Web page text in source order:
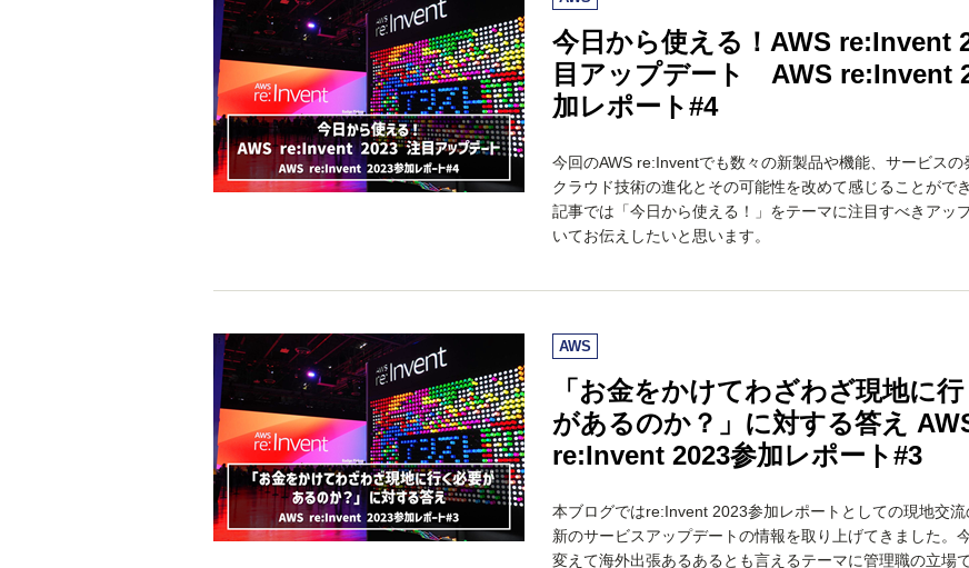
今日から使える！AWS re:Invent
目アップデート AWS re:Invent
加レポート#4
今回のAWS re:Inventでも数々の新製品や機能、サービスの
クラウド技術の進化とその可能性を改めて感じることがで
記事では「今日から使える！」をテーマに注目すべきアッ
いてお伝えしたいと思います。
AWS
「お金をかけてわざわざ現地に
があるのか？」に対する答え
re:Invent 2023参加レポート#3
本ブログではre:Invent 2023参加レポートとしての現地交
新のサービスアップデートの情報を取り上げてきました。
変えて海外出張あるあるとも言えるテーマに管理職の立場